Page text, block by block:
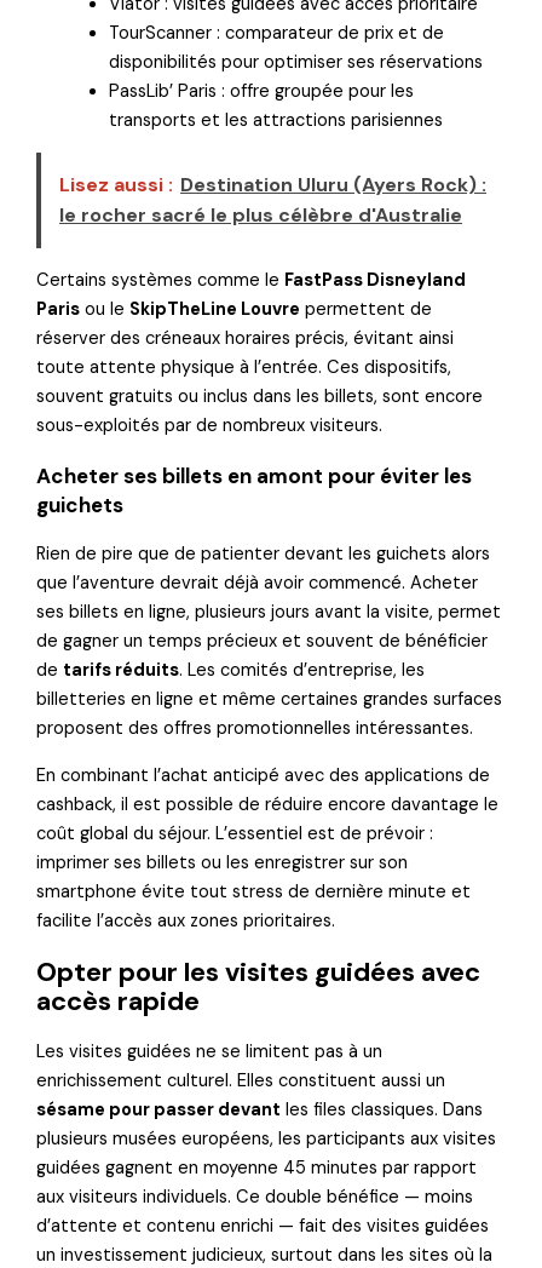
TourScanner : comparateur de prix et de
disponibilités pour optimiser ses réservations
PassLib’ Paris : offre groupée pour les
transports et les attractions parisiennes
Lisez aussi : Destination Uluru (Ayers Rock) :
le rocher sacré le plus célèbre d'Australie
Certains systèmes comme le FastPass Disneyland
Paris ou le SkipTheLine Louvre permettent de
réserver des créneaux horaires précis, évitant ainsi
toute attente physique à l’entrée. Ces dispositifs,
souvent gratuits ou inclus dans les billets, sont encore
sous-exploités par de nombreux visiteurs.
Acheter ses billets en amont pour éviter les
guichets
Rien de pire que de patienter devant les guichets alors
que l’aventure devrait déjà avoir commencé. Acheter
ses billets en ligne, plusieurs jours avant la visite, permet
de gagner un temps précieux et souvent de bénéficier
de tarifs réduits. Les comités d’entreprise, les
billetteries en ligne et même certaines grandes surfaces
proposent des offres promotionnelles intéressantes.
En combinant l’achat anticipé avec des applications de
cashback, il est possible de réduire encore davantage le
coût global du séjour. L’essentiel est de prévoir :
imprimer ses billets ou les enregistrer sur son
smartphone évite tout stress de dernière minute et
facilite l’accès aux zones prioritaires.
Opter pour les visites guidées avec
accès rapide
Les visites guidées ne se limitent pas à un
enrichissement culturel. Elles constituent aussi un
sésame pour passer devant les files classiques. Dans
plusieurs musées européens, les participants aux visites
guidées gagnent en moyenne 45 minutes par rapport
aux visiteurs individuels. Ce double bénéfice — moins
d’attente et contenu enrichi — fait des visites guidées
un investissement judicieux, surtout dans les sites où la